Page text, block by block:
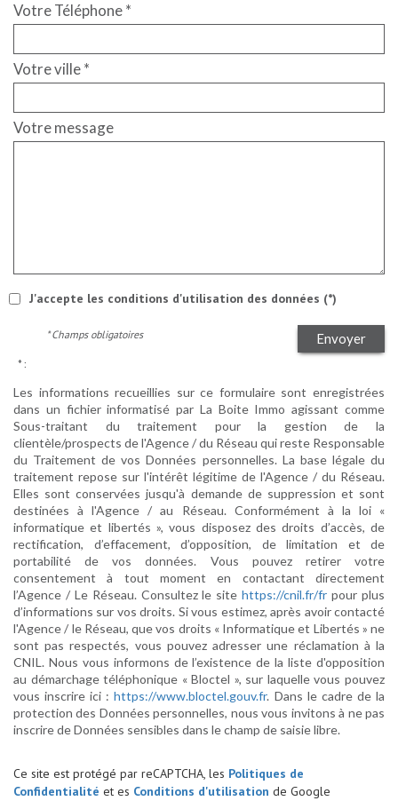
Votre Téléphone *
Votre ville *
Votre message
J'accepte les conditions d'utilisation des données (*)
Envoyer
* Champs obligatoires
* :
Les informations recueillies sur ce formulaire sont enregistrées
dans un fichier informatisé par La Boite Immo agissant comme
Sous-traitant du traitement pour la gestion de la
clientèle/prospects de l'Agence / du Réseau qui reste Responsable
du Traitement de vos Données personnelles. La base légale du
traitement repose sur l'intérêt légitime de l'Agence / du Réseau.
Elles sont conservées jusqu'à demande de suppression et sont
destinées à l'Agence / au Réseau. Conformément à la loi «
informatique et libertés », vous disposez des droits d’accès, de
rectification, d’effacement, d’opposition, de limitation et de
portabilité de vos données. Vous pouvez retirer votre
consentement à tout moment en contactant directement
l’Agence / Le Réseau. Consultez le sitehttps://cnil.fr/fr pour plus
d’informations sur vos droits. Si vous estimez, après avoir contacté
l'Agence / le Réseau, que vos droits « Informatique et Libertés » ne
sont pas respectés, vous pouvez adresser une réclamation à la
CNIL. Nous vous informons de l’existence de la liste d'opposition
au démarchage téléphonique « Bloctel », sur laquelle vous pouvez
vous inscrire ici :https://www.bloctel.gouv.fr. Dans le cadre de la
protection des Données personnelles, nous vous invitons à ne pas
inscrire de Données sensibles dans le champ de saisie libre.
Ce site est protégé par reCAPTCHA, les Politiques de
Confidentialité et es Conditions d'utilisation de Google